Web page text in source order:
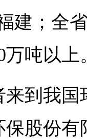
建；全
万吨以上
来到我
股份有